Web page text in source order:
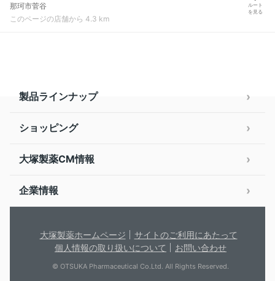
那珂市菅谷
このページの店舗から 4.3 km
ルート
を見る
製品ラインナップ
ショッピング
大塚製薬CM情報
企業情報
大塚製薬ホームページ
サイトのご利用にあたって
個人情報の取り扱いについて
お問い合わせ
© OTSUKA Pharmaceutical Co.Ltd. All Rights Reserved.